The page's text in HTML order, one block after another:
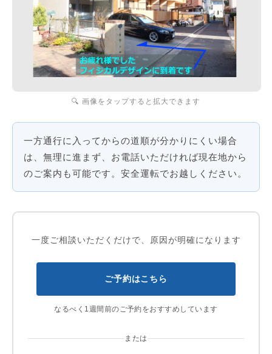
🔍 画像をタップすると拡大できます
一方通行に入ってからの道順が分かりにくい場合
は、無理に進まず、お電話いただければ現在地から
のご案内も可能です。安全運転でお越しください。
一度ご相談いただくだけで、原因が明確になります
ご予約はこちら
なるべく1週間前のご予約をおすすめしています
または